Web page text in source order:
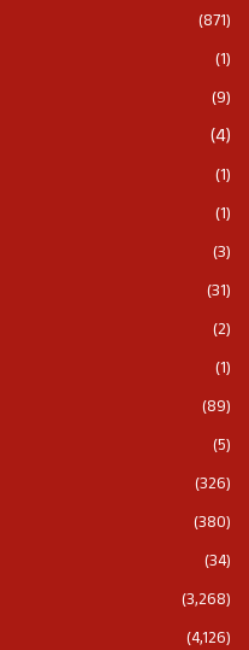
(871)
(1)
(9)
(4)
(1)
(1)
(3)
(31)
(2)
(1)
(89)
(5)
(326)
(380)
(34)
(3,268)
(4,126)